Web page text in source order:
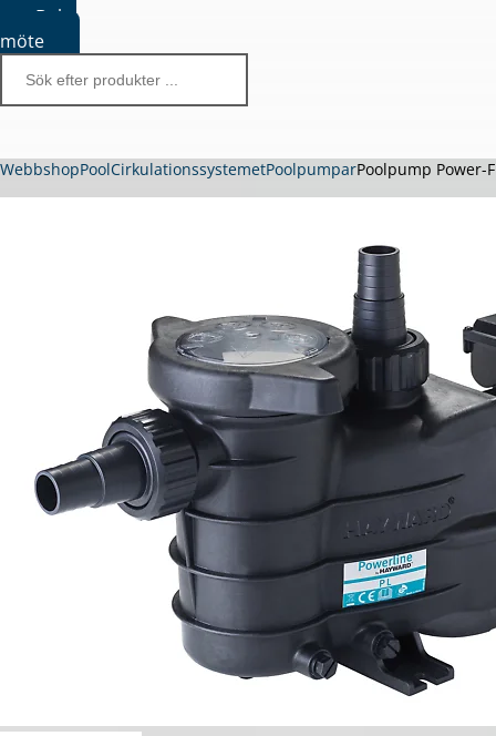
Boka
möte
WebbshopPoolCirkulationssystemetPoolpumparPoolpump Power-